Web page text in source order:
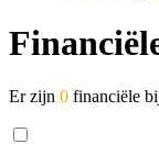
Er zijn 0 financiële